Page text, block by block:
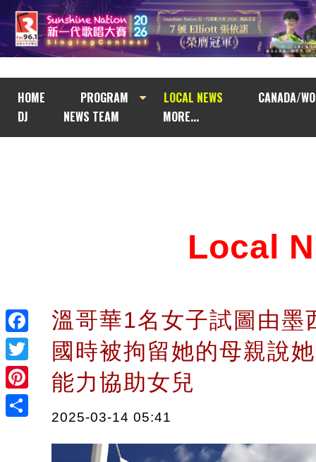
HOME PROGRAM LOCAL NEWS
CANADA/
DJ
NEWS TEAM MORE...
Facebook
Twitter
Pinterest
Local
溫哥華1名女子試圖由墨
國時被拘留她的母親說
能力協助女兒
2025-03-14 05:41